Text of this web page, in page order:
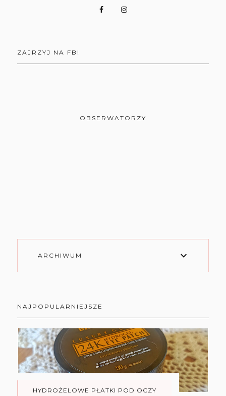
ZAJRZYJ NA FB!
OBSERWATORZY
ARCHIWUM
NAJPOPULARNIEJSZE
HYDROŻELOWE PŁATKI POD OCZY